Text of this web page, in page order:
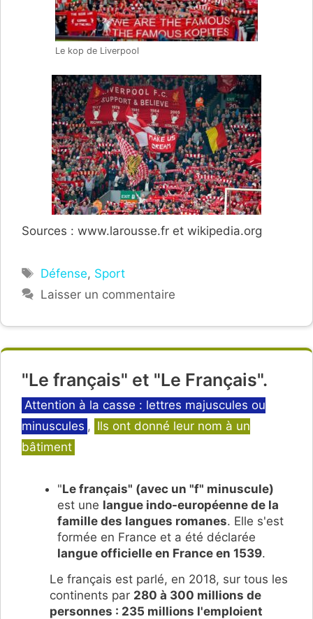
Le kop de Liverpool
Sources : www.larousse.fr et wikipedia.org
Étiquettes
Défense, Sport
Laisser un commentaire
"Le français" et "Le Français".
Catégories
Attention à la casse : lettres majuscules ou
minuscules , Ils ont donné leur nom à un
bâtiment
"Le français" (avec un "f" minuscule)
est une langue indo-européenne de la
famille des langues romanes. Elle s'est
formée en France et a été déclarée
langue officielle en France en 1539.
Le français est parlé, en 2018, sur tous les
continents par 280 à 300 millions de
personnes : 235 millions l'emploient